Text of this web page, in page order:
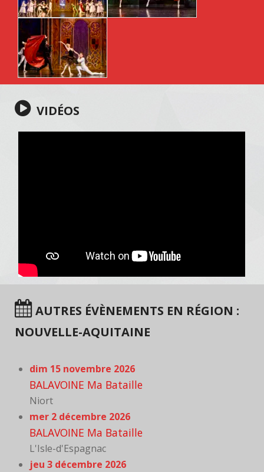
VIDÉOS
AUTRES ÉVÈNEMENTS EN RÉGION :
NOUVELLE-AQUITAINE
dim 15 novembre 2026
BALAVOINE Ma Bataille
Niort
mer 2 décembre 2026
BALAVOINE Ma Bataille
L'Isle-d'Espagnac
jeu 3 décembre 2026